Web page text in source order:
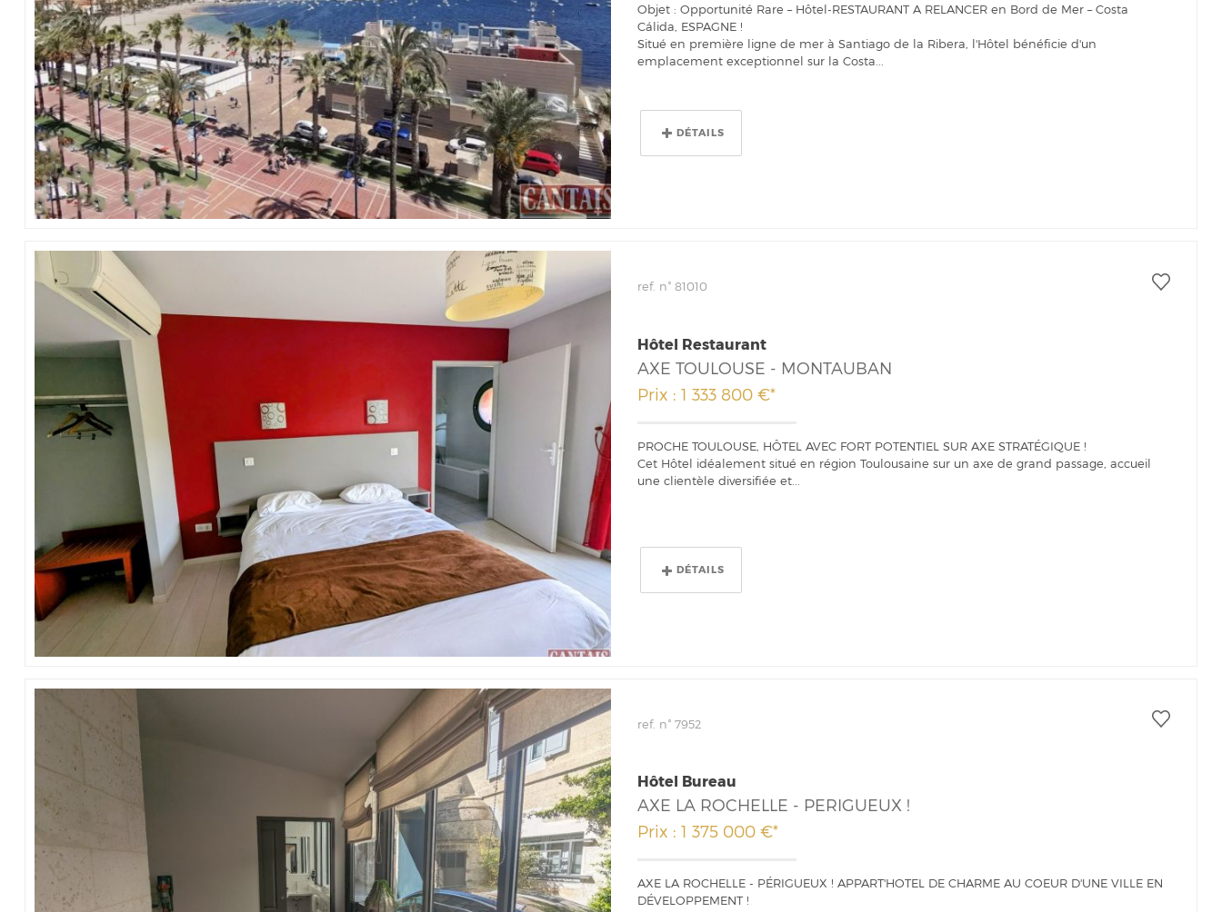
Objet : Opportunité Rare – Hôtel-RESTAURANT A RELANCER en Bord de Mer – Costa
Cálida, ESPAGNE !
Situé en première ligne de mer à Santiago de la Ribera, l'Hôtel bénéficie d'un
emplacement exceptionnel sur la Costa...
DÉTAILS
ref. n° 81010
Hôtel Restaurant
AXE TOULOUSE - MONTAUBAN
Prix : 1 333 800 €*
PROCHE TOULOUSE, HÔTEL AVEC FORT POTENTIEL SUR AXE STRATÉGIQUE !
Cet Hôtel idéalement situé en région Toulousaine sur un axe de grand passage, accueil
une clientèle diversifiée et...
DÉTAILS
ref. n° 7952
Hôtel Bureau
AXE LA ROCHELLE - PÉRIGUEUX !
Prix : 1 375 000 €*
AXE LA ROCHELLE - PÉRIGUEUX ! APPART'HOTEL DE CHARME AU COEUR D'UNE VILLE EN
DÉVELOPPEMENT !